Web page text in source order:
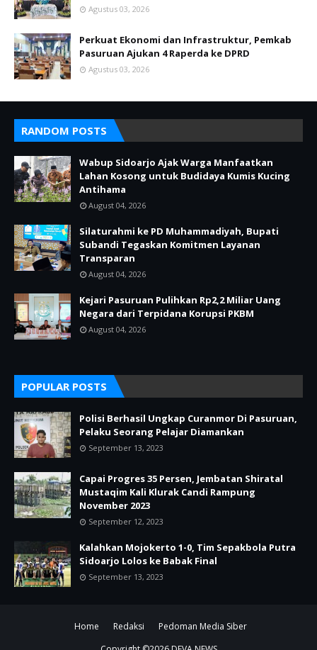
Agustus 03, 2026
Perkuat Ekonomi dan Infrastruktur, Pemkab
Pasuruan Ajukan 4 Raperda ke DPRD
Agustus 03, 2026
RANDOM POSTS
Wabup Sidoarjo Ajak Warga Manfaatkan
Lahan Kosong untuk Budidaya Kumis Kucing
Antihama
August 04, 2026
Silaturahmi ke PD Muhammadiyah, Bupati
Subandi Tegaskan Komitmen Layanan
Transparan
August 04, 2026
Kejari Pasuruan Pulihkan Rp2,2 Miliar Uang
Negara dari Terpidana Korupsi PKBM
August 04, 2026
POPULAR POSTS
Polisi Berhasil Ungkap Curanmor Di Pasuruan,
Pelaku Seorang Pelajar Diamankan
September 13, 2023
Capai Progres 35 Persen, Jembatan Shiratal
Mustaqim Kali Klurak Candi Rampung
November 2023
September 12, 2023
Kalahkan Mojokerto 1-0, Tim Sepakbola Putra
Sidoarjo Lolos ke Babak Final
September 13, 2023
Home Redaksi
Pedoman Media Siber